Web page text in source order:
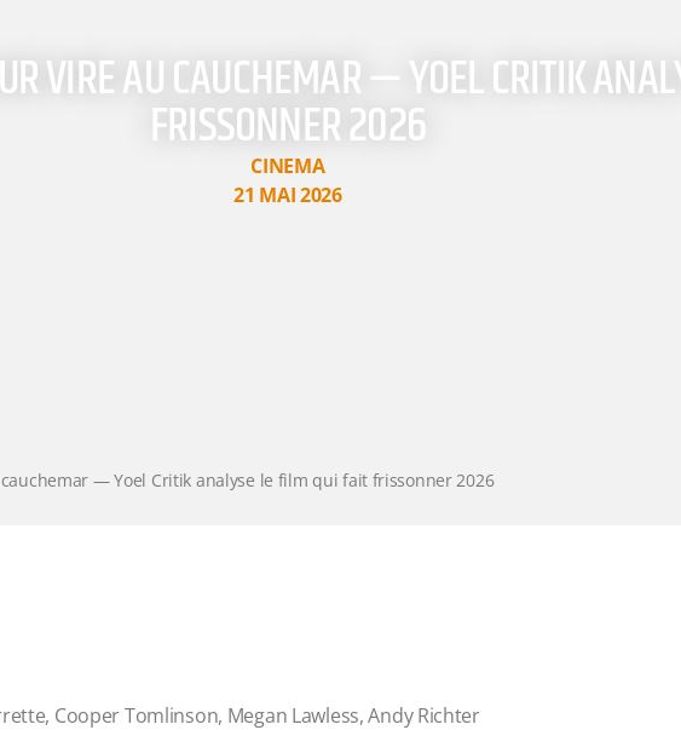
VIRE AU CAUCHEMAR — YOEL CRITIK
FRISSONNER 2026
CINEMA
21 MAI 2026
— Yoel Critik analyse le film qui fait frissonner 2026
Cooper Tomlinson, Megan Lawless, Andy Richter